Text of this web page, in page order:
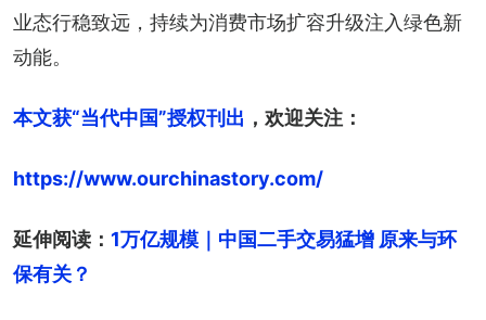
业态行稳致远，持续为消费市场扩容升级注入绿色新
动能。
本文获“当代中国”授权刊出 ，欢迎关注：
https://www.ourchinastory.com/
延伸阅读： 1万亿规模｜中国二手交易猛增 原来与环
保有关？